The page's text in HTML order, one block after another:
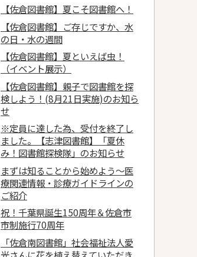
【佐倉図書館】夏こそ図書館へ！
【佐倉図書館】ご存じですか、水
の日・水の週間
【佐倉図書館】夏といえば虫！
（イベント展示）
【佐倉図書館】親子で図書館を探
検しよう！(8月21日実施)のお知ら
せ
※定員に達した為、受付を終了し
ました。【志津図書館】「夏休
み！図書館探検隊」のお知らせ
まずは知ることから始めよう～医
療関連情報・診療ガイドラインの
ご紹介
祝！千葉県誕生150周年＆佐倉市
市制施行70周年
「佐倉南図書館」社会福祉法人愛